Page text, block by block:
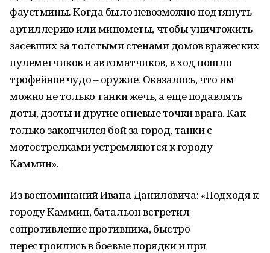
фаустмины. Когда было невозможно подтянуть
артиллерию или минометы, чтобы уничтожить
засевших за толстыми стенами домов вражеских
пулеметчиков и автоматчиков, в ход пошло
трофейное чудо – оружие. Оказалось, что им
можно не только танки жечь, а еще подавлять
доты, дзоты и другие огневые точки врага. Как
только закончился бой за город, танки с
мотострелками устремляются к городу
Каммин».
Из воспоминаний Ивана Даниловича: «Подходя к
городу Каммин, батальон встретил
сопротивление противника, быстро
перестроились в боевые порядки и при